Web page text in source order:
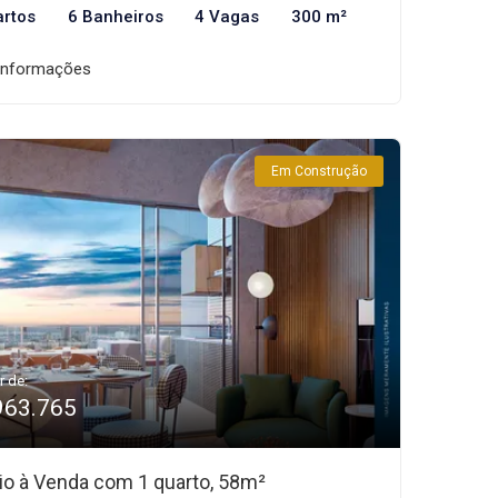
6 Banheiros 4 Vagas 300 m²
Em Construção
de:
à Venda com 1 quarto, 58m²